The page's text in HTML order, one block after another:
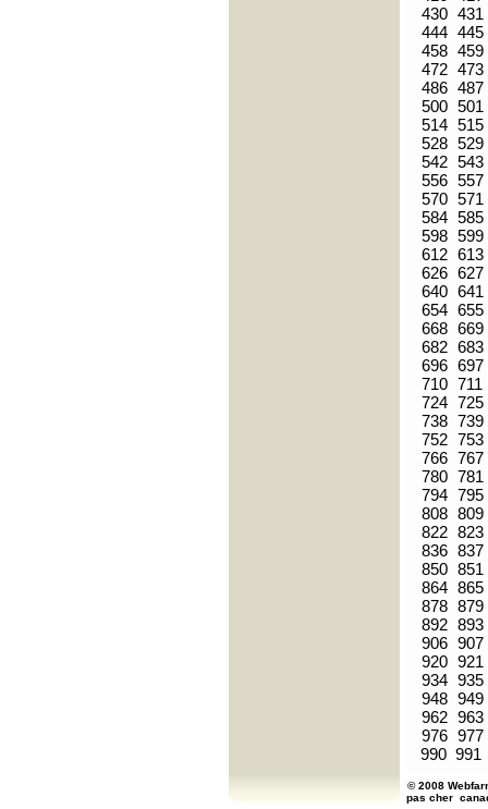
430 431
444 445
458 459
472 473
486 487
500 501
514 515
528 529
542 543
556 557
570 571
584 585
598 599
612 613
626 627
640 641
654 655
668 669
682 683
696 697
710 711
724 725
738 739
752 753
766 767
780 781
794 795
808 809
822 823
836 837
850 851
864 865
878 879
892 893
906 907
920 921
934 935
948 949
962 963
976 977
990 991
© 2008
pas cher